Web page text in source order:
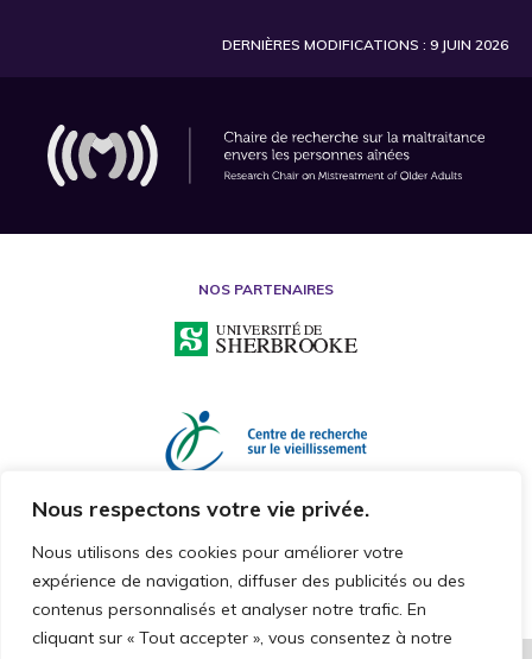
Nous respectons votre vie privée.
Nous utilisons des cookies pour améliorer votre
expérience de navigation, diffuser des publicités ou des
contenus personnalisés et analyser notre trafic. En
cliquant sur « Tout accepter », vous consentez à notre
DERNIÈRES MODIFICATIONS : 9 JUIN 2026
NOS PARTENAIRES